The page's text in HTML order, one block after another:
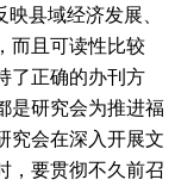
县域经济发展、
而且可读性比较
了正确的办刊方
是研究会为推进福
究会在深入开展文
，要贯彻不久前召